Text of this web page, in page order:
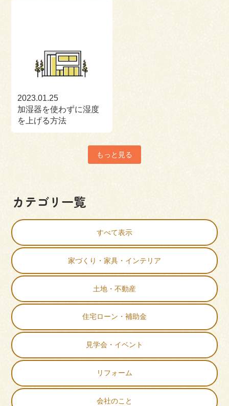
2023.01.25
加湿器を使わずに湿度
を上げる方法
もっと見る
カテゴリ一覧
すべて表示
家づくり・家具・インテリア
土地・不動産
住宅ローン・補助金
見学会・イベント
リフォーム
会社のこと